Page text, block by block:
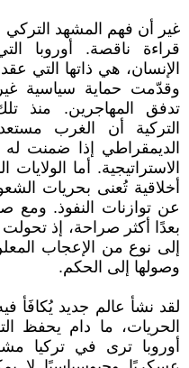
غير أن فهم المشهد التركي
قراءة ناقصة. أوروبا
وقدّمت حماية سياسية
تدفق المهاجرين. منذ
التركية أن الغرب
الديمقراطي إذا ضمنت له
الاستراتيجية. أما
أخلاقية تُعنى بحريات
عن توازنات النفوذ. ومع
بعدًا أكثر صراحة، إذ تحولت
إلى نوع من الإعجاب
وصولها إلى الحكم.
لقد نشأ عالم جديد يُكافَأ
الحريات، ما دام يحفظ
أوروبا ترى في تركيا